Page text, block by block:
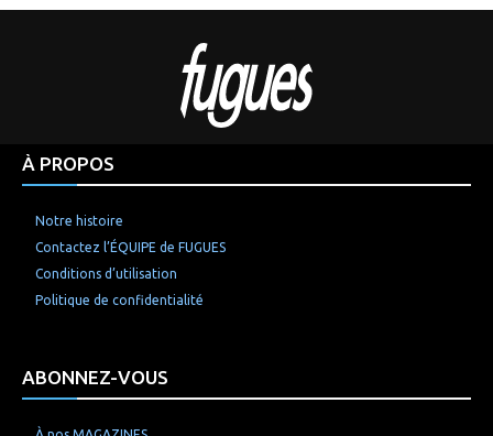
À PROPOS
Notre histoire
Contactez l’ÉQUIPE de FUGUES
Conditions d’utilisation
Politique de confidentialité
ABONNEZ-VOUS